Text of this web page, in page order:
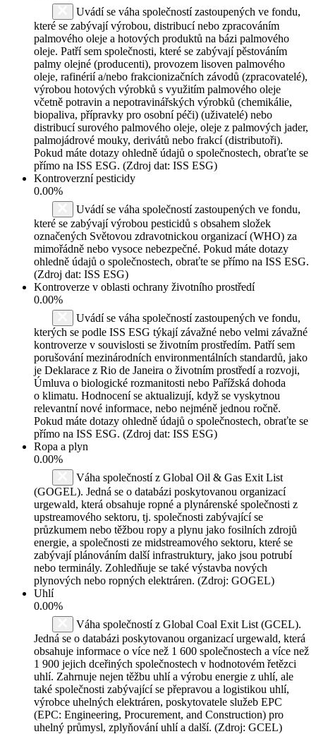
Uvádí se váha společností zastoupených ve fondu,
které se zabývají výrobou, distribucí nebo zpracováním
palmového oleje a hotových produktů na bázi palmového
oleje. Patří sem společnosti, které se zabývají pěstováním
palmy olejné (producenti), provozem lisoven palmového
oleje, rafinérií a/nebo frakcionizačních závodů (zpracovatelé),
výrobou hotových výrobků s využitím palmového oleje
včetně potravin a nepotravinářských výrobků (chemikálie,
biopaliva, přípravky pro osobní péči) (uživatelé) nebo
distribucí surového palmového oleje, oleje z palmových jader,
palmojádrové mouky, derivátů nebo frakcí (distributoři).
Pokud máte dotazy ohledně údajů o společnostech, obraťte se
přímo na ISS ESG. (Zdroj dat: ISS ESG)
Kontroverzní pesticidy
0.00%
Uvádí se váha společností zastoupených ve fondu,
které se zabývají výrobou pesticidů s obsahem složek
označených Světovou zdravotnickou organizací (WHO) za
mimořádně nebo vysoce nebezpečné. Pokud máte dotazy
ohledně údajů o společnostech, obraťte se přímo na ISS ESG.
(Zdroj dat: ISS ESG)
Kontroverze v oblasti ochrany životního prostředí
0.00%
Uvádí se váha společností zastoupených ve fondu,
kterých se podle ISS ESG týkají závažné nebo velmi závažné
kontroverze v souvislosti se životním prostředím. Patří sem
porušování mezinárodních environmentálních standardů, jako
je Deklarace z Rio de Janeira o životním prostředí a rozvoji,
Úmluva o biologické rozmanitosti nebo Pařížská dohoda
o klimatu. Hodnocení se aktualizují, když se vyskytnou
relevantní nové informace, nebo nejméně jednou ročně.
Pokud máte dotazy ohledně údajů o společnostech, obraťte se
přímo na ISS ESG. (Zdroj dat: ISS ESG)
Ropa a plyn
0.00%
Váha společností z Global Oil & Gas Exit List
(GOGEL). Jedná se o databázi poskytovanou organizací
urgewald, která obsahuje ropné a plynárenské společnosti z
upstreamového sektoru, tj. společnosti zabývající se
průzkumem nebo těžbou ropy a plynu jako fosilních zdrojů
energie, a společnosti ze midstreamového sektoru, které se
zabývají plánováním další infrastruktury, jako jsou potrubí
nebo terminály. Zohledňuje se také výstavba nových
plynových nebo ropných elektráren. (Zdroj: GOGEL)
Uhlí
0.00%
Váha společností z Global Coal Exit List (GCEL).
Jedná se o databázi poskytovanou organizací urgewald, která
obsahuje informace o více než 1 600 společnostech a více než
1 900 jejich dceřiných společnostech v hodnotovém řetězci
uhlí. Zahrnuje nejen těžbu uhlí a výrobu energie z uhlí, ale
také společnosti zabývající se přepravou a logistikou uhlí,
výrobce uhelných elektráren, poskytovatele služeb EPC
(EPC: Engineering, Procurement, and Construction) pro
uhelný průmysl, zplyňování uhlí a další. (Zdroj: GCEL)